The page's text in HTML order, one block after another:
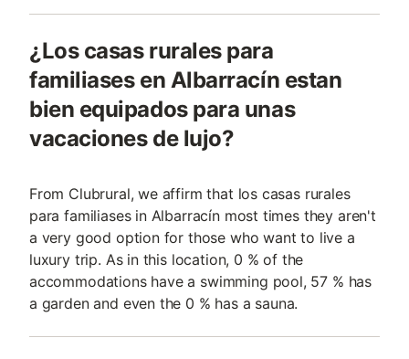
¿Los casas rurales para
familiases en Albarracín estan
bien equipados para unas
vacaciones de lujo?
From Clubrural, we affirm that los casas rurales
para familiases in Albarracín most times they aren't
a very good option for those who want to live a
luxury trip. As in this location, 0 % of the
accommodations have a swimming pool, 57 % has
a garden and even the 0 % has a sauna.